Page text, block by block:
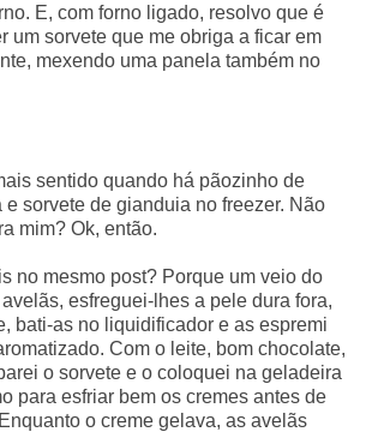
E, com forno ligado, resolvo que é
um sorvete que me obriga a ficar em
mexendo uma panela também no
sentido quando há pãozinho de
sorvete de gianduia no freezer. Não
mim? Ok, então.
no mesmo post? Porque um veio do
esfreguei-lhes a pele dura fora,
bati-as no liquidificador e as espremi
Com o leite, bom chocolate,
o sorvete e o coloquei na geladeira
para esfriar bem os cremes antes de
o creme gelava, as avelãs